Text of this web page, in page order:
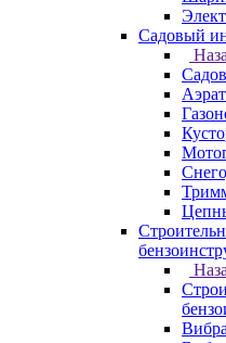
Садовый